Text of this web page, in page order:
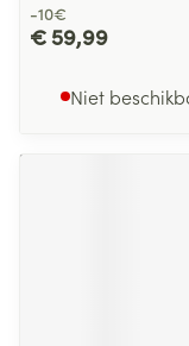
-10€
€ 59,99
Niet